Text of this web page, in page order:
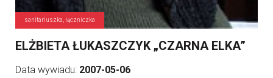
sanitariuszka, łączniczka
ELŻBIETA ŁUKASZCZYK „CZARNA ELKA”
Data wywiadu: 2007-05-06